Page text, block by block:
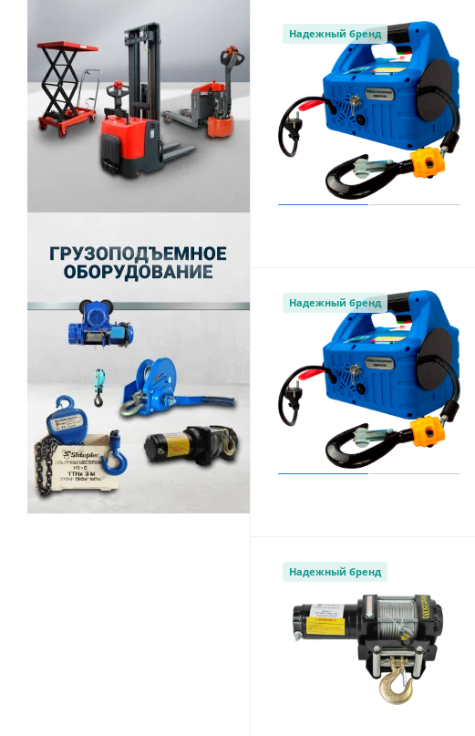
Надежный бренд
Надежный бренд
Надежный бренд